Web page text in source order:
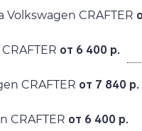
CRAFTER
от 6 400 р.
CRAFTER от 7 840 р.
CRAFTER от 6 400 р.